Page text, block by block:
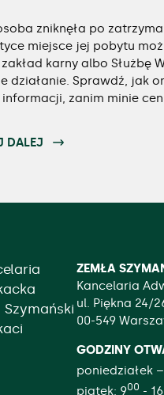
zniknęła po
miejsce jej pobytu
karny albo Służbę
działanie. Sprawdź, jak
informacji, zanim minie
DALEJ
ZEMŁA
Kancelaria
ul. Piękna 24/
00-549
GODZINY
poniedziałek
piątek: 900 - 16